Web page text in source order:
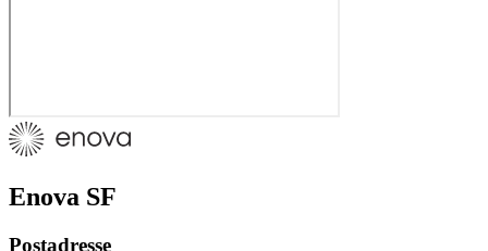
Enova SF
Postadresse